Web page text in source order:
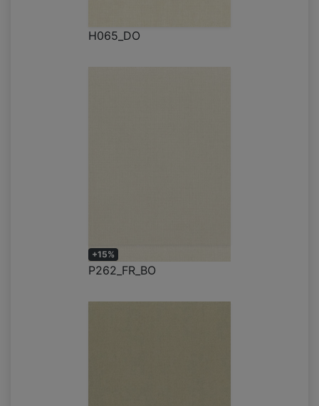
H065_DO
+15%
P262_FR_BO